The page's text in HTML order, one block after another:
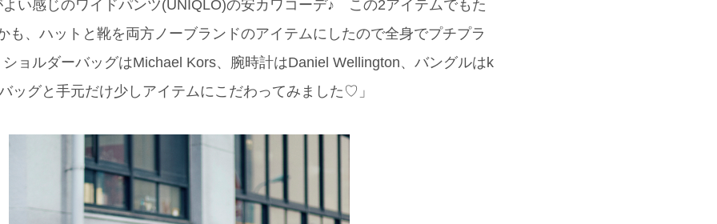
い感じのワイドパンツ(UNIQLO)の安カワコーデ♪ この2アイテムでもた
、ハットと靴を両方ノーブランドのアイテムにしたので全身でプチプラ
ョルダーバッグはMichael Kors、腕時計はDaniel Wellington、バングルはk
ッグと手元だけ少しアイテムにこだわってみました♡」